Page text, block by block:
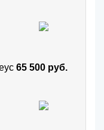
65 500 руб.